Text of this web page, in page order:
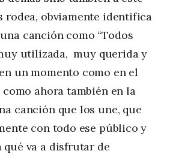
rodea, obviamente identifica
canción como “Todos
utilizada, muy querida y
un momento como en el
ahora también en la
canción que los une, que
con todo ese público y
va a disfrutar de